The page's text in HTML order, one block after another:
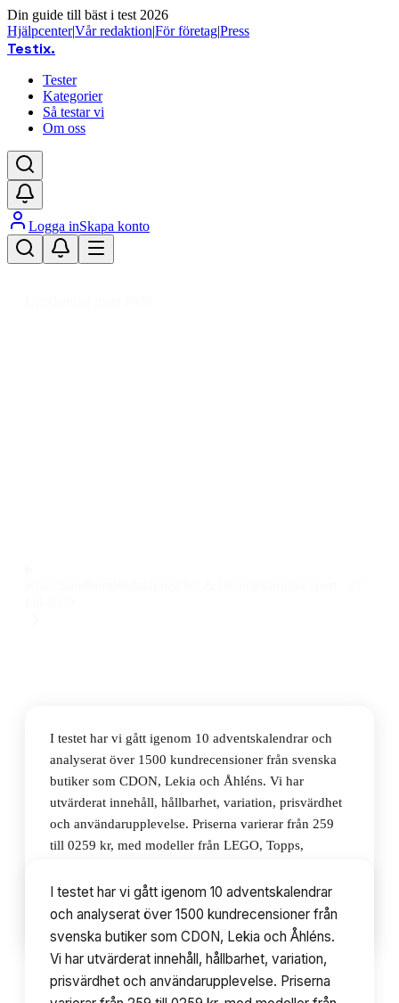
Din guide till bäst i test 2026
Hjälpcenter|Vår redaktion|För företag|Press
Testix.
Tester
Kategorier
Så testar vi
Om oss
Logga inSkapa konto
I testet har vi gått igenom 10 adventskalendrar och
analyserat över 1500 kundrecensioner från svenska
butiker som CDON, Lekia och Åhléns. Vi har
utvärderat innehåll, hållbarhet, variation, prisvärdhet
och användarupplevelse. Priserna varierar från 259
till 0259 kr, med modeller från LEGO, Topps,
Innehållsförteckning 10avsnitt
I testet har vi gått igenom 10 adventskalendrar
och analyserat över 1500 kundrecensioner från
svenska butiker som CDON, Lekia och Åhléns.
Vi har utvärderat innehåll, hållbarhet, variation,
prisvärdhet och användarupplevelse. Priserna